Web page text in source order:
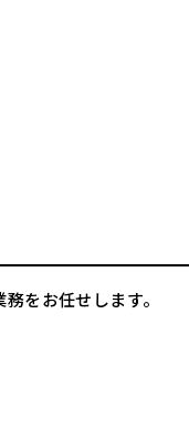
をお任せします。